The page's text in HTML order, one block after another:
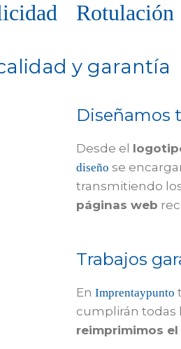
Rotulación
y garantía
Diseñamos
Desde el
diseño se
transmitiendo
páginas web
Trabajos
En Imprentaypunto
cumplirán todas
reimprimimos